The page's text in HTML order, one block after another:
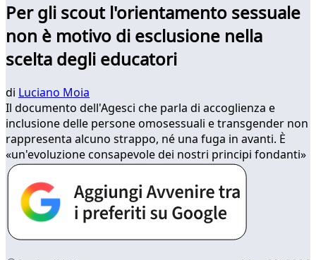
Per gli scout l'orientamento sessuale
non è motivo di esclusione nella
scelta degli educatori
di Luciano Moia
Il documento dell'Agesci che parla di accoglienza e
inclusione delle persone omosessuali e transgender non
rappresenta alcuno strappo, né una fuga in avanti. È
«un'evoluzione consapevole dei nostri principi fondanti»